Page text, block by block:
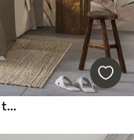
Ilustración de aceitunas, diseño floral, tropical, acuarela, hojas grandes, colores beige